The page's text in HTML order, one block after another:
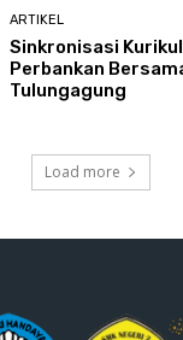
ARTIKEL
Sinkronisasi
Perbankan
Tulungagung
Load more